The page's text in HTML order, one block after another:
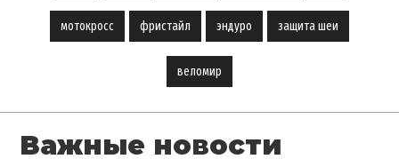
мотокросс фристайл эндуро защита шеи
веломир
Важные новости